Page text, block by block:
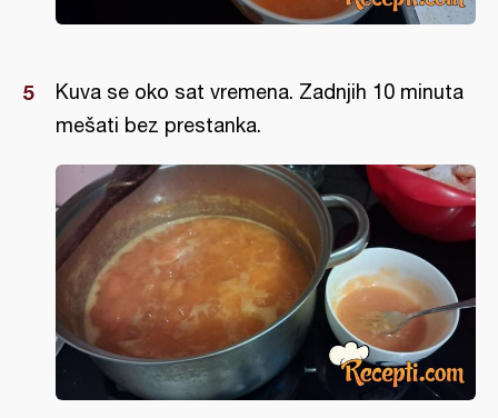
Kuva se oko sat vremena. Zadnjih 10 minuta
mešati bez prestanka.